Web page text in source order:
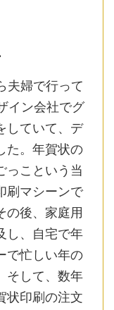
夫婦で行って
イン会社でグ
していて、デ
た。年賀状の
っこという当
刷マシーンで
の後、家庭用
し、自宅で年
で忙しい年の
そして、数年
状印刷の注文